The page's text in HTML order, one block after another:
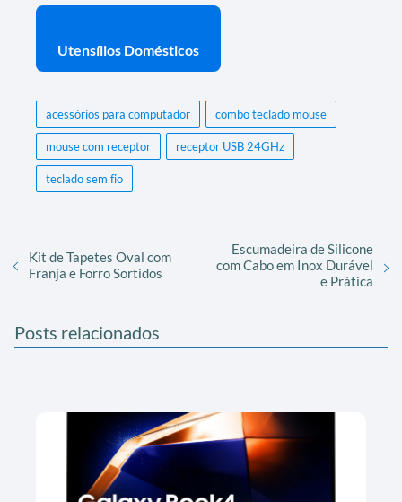
Utensílios Domésticos
acessórios para computador combo teclado mouse
mouse com receptor receptor USB 24GHz
teclado sem fio
Kit de Tapetes Oval com
Franja e Forro Sortidos
Escumadeira de Silicone
com Cabo em Inox Durável
e Prática
Posts relacionados